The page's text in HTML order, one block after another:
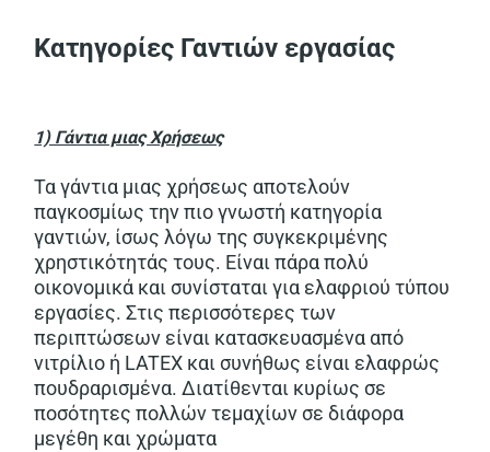
Κατηγορίες Γαντιών εργασίας
1) Γάντια μιας Χρήσεως
Τα γάντια μιας χρήσεως αποτελούν
παγκοσμίως την πιο γνωστή κατηγορία
γαντιών, ίσως λόγω της συγκεκριμένης
χρηστικότητάς τους. Είναι πάρα πολύ
οικονομικά και συνίσταται για ελαφριού τύπου
εργασίες. Στις περισσότερες των
περιπτώσεων είναι κατασκευασμένα από
νιτρίλιο ή LATEX και συνήθως είναι ελαφρώς
πουδραρισμένα. Διατίθενται κυρίως σε
ποσότητες πολλών τεμαχίων σε διάφορα
μεγέθη και χρώματα